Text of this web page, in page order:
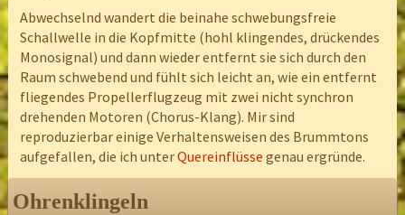
Abwechselnd wandert die beinahe schwebungsfreie
Schallwelle in die Kopfmitte (hohl klingendes, drückendes
Monosignal) und dann wieder entfernt sie sich durch den
Raum schwebend und fühlt sich leicht an, wie ein entfernt
fliegendes Propellerflugzeug mit zwei nicht synchron
drehenden Motoren (Chorus-Klang). Mir sind
reproduzierbar einige Verhaltensweisen des Brummtons
aufgefallen, die ich unterQuereinflüsse genau ergründe.
Ohrenklingeln